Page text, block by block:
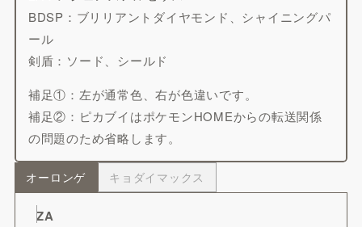
BDSP：ブリリアントダイヤモンド、シャイニングパ
ール
剣盾：ソード、シールド
補足①：左が通常色、右が色違いです。
補足②：ピカブイはポケモンHOMEからの転送関係
の問題のため省略します。
オーロンゲ キョダイマックス
ZA